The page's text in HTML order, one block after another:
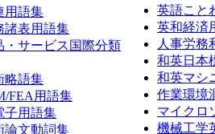
用語集
諸表用語集
・サービス国際分類
略語集
FEA用語集
子用語集
論文動詞集
英語こと
英和経済
人事労務
和英日本
和英マシ
作業環境
マイクロ
機械工学